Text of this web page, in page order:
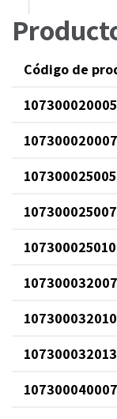
Código de
107300020005
107300020007
107300025005
107300025007
107300025010
107300032007
107300032010
107300032013
107300040007